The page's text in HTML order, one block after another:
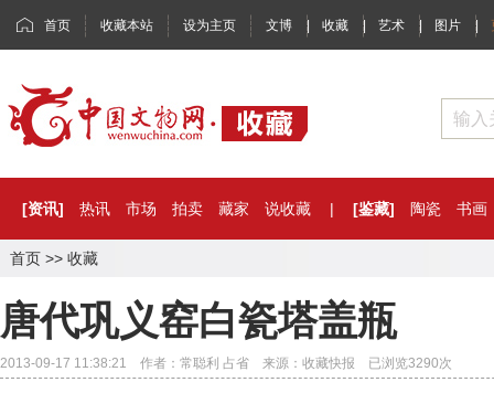
首页 收藏本站 设为主页 文博 | 收藏 | 艺术 | 图片 |
[资讯] 热讯 市场 拍卖 藏家 说收藏 | [鉴藏] 陶瓷 书画
首页 >> 收藏
唐代巩义窑白瓷塔盖瓶
2013-09-17 11:38:21 作者：常聪利 占省 来源：收藏快报 已浏览3290次